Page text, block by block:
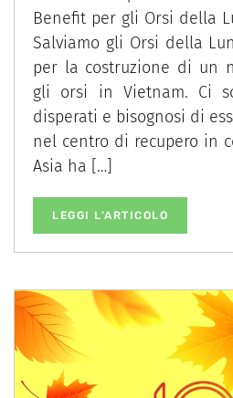
Benefit per gli Orsi della
Salviamo gli Orsi della
per la costruzione di un
gli orsi in Vietnam. Ci
disperati e bisognosi di
nel centro di recupero in
Asia ha […]
LEGGI L’ARTICOLO